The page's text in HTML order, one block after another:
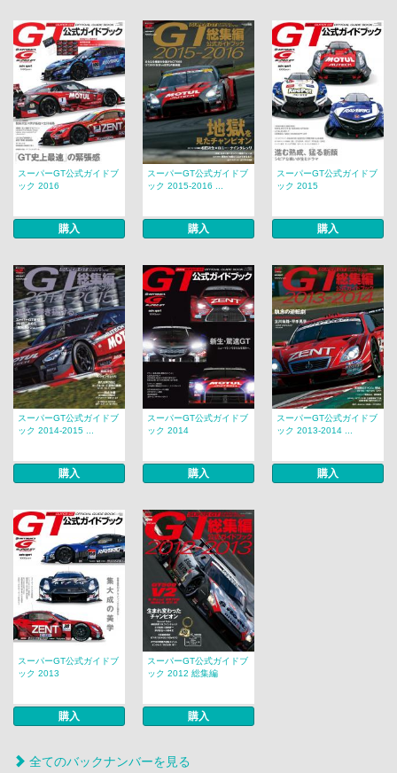
スーパーGT公式ガイドブ
ック 2016
購入
スーパーGT公式ガイドブ
ック 2015-2016 ...
購入
スーパーGT公式ガイドブ
ック 2015
購入
スーパーGT公式ガイドブ
ック 2014-2015 ...
購入
スーパーGT公式ガイドブ
ック 2014
購入
スーパーGT公式ガイドブ
ック 2013-2014 ...
購入
スーパーGT公式ガイドブ
ック 2013
購入
スーパーGT公式ガイドブ
ック 2012 総集編
購入
全てのバックナンバーを見る